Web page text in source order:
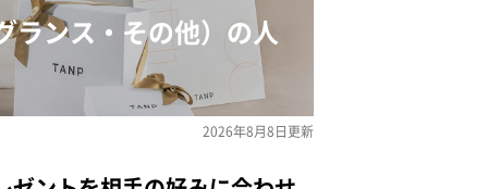
ランス・その他）の人
2026年8月8日更新